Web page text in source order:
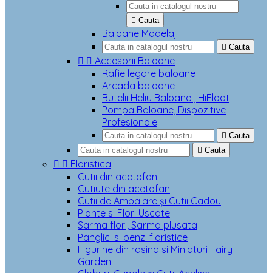
 Cauta
Baloane Modelaj
 Cauta
  Accesorii Baloane
Rafie legare baloane
Arcada baloane
Butelii Heliu Baloane , HiFloat
Pompa Baloane, Dispozitive
Profesionale
 Cauta
 Cauta
  Floristica
Cutii din acetofan
Cutiute din acetofan
Cutii de Ambalare și Cutii Cadou
Plante si Flori Uscate
Sarma flori, Sarma plusata
Panglici si benzi floristice
Figurine din rasina si Miniaturi Fairy
Garden